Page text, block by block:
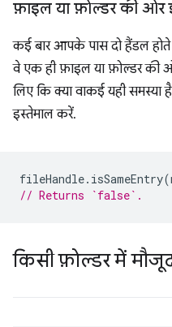
फ़ाइल या फ़ोल्डर की ओर
कई बार आपके पास दो हैंडल
वे एक ही फ़ाइल या फ़ोल्डर की
लिए कि क्या वाकई यही समस्या
इस्तेमाल करें.
fileHandle. isSameEntry(
// Returns `false`.
किसी फ़ोल्डर में